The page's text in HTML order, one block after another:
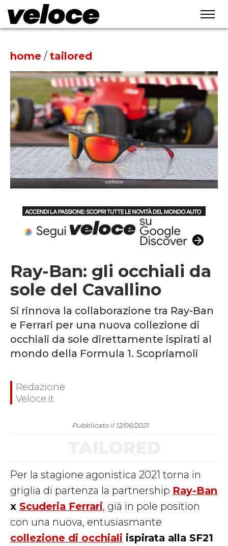
home / tailored
Ray-Ban: gli occhiali da
sole del Cavallino
Si rinnova la collaborazione tra Ray-Ban
e Ferrari per una nuova collezione di
occhiali da sole direttamente ispirati al
mondo della Formula 1. Scopriamoli
Redazione
Veloce.it
Pubblicato il 12/06/2021
Per la stagione agonistica 2021 torna in
griglia di partenza la partnership Ray-Ban
x Scuderia Ferrari, già in pole position
con una nuova, entusiasmante
collezione di occhiali ispirata alla SF21